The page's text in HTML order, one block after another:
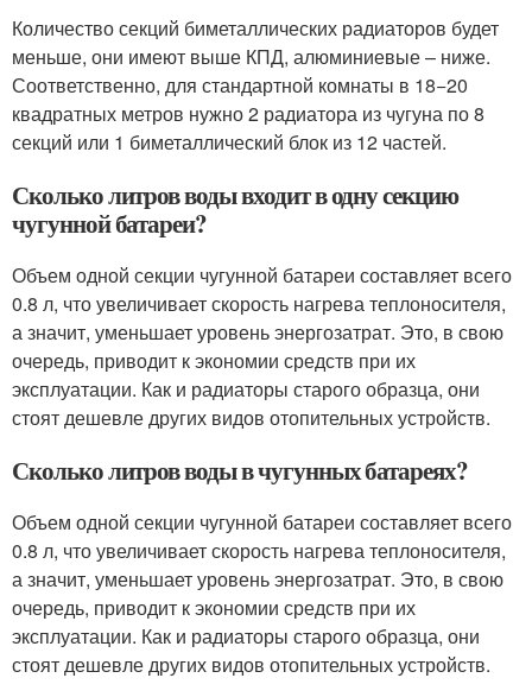
Количество секций биметаллических радиаторов будет
меньше, они имеют выше КПД, алюминиевые – ниже.
Соответственно, для стандартной комнаты в 18−20
квадратных метров нужно 2 радиатора из чугуна по 8
секций или 1 биметаллический блок из 12 частей.
Сколько литров воды входит в одну секцию
чугунной батареи?
Объем одной секции чугунной батареи составляет всего
0.8 л, что увеличивает скорость нагрева теплоносителя,
а значит, уменьшает уровень энергозатрат. Это, в свою
очередь, приводит к экономии средств при их
эксплуатации. Как и радиаторы старого образца, они
стоят дешевле других видов отопительных устройств.
Сколько литров воды в чугунных батареях?
Объем одной секции чугунной батареи составляет всего
0.8 л, что увеличивает скорость нагрева теплоносителя,
а значит, уменьшает уровень энергозатрат. Это, в свою
очередь, приводит к экономии средств при их
эксплуатации. Как и радиаторы старого образца, они
стоят дешевле других видов отопительных устройств.